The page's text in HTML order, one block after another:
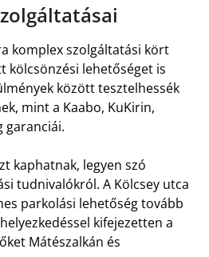
komplex szolgáltatási kört
kölcsönzési lehetőséget is
között tesztelhessék
mint a Kaabo, KuKirin,
garanciái.
kaphatnak, legyen szó
tudnivalókról. A Kölcsey utca
parkolási lehetőség tovább
kifejezetten a
Mátészalkán és